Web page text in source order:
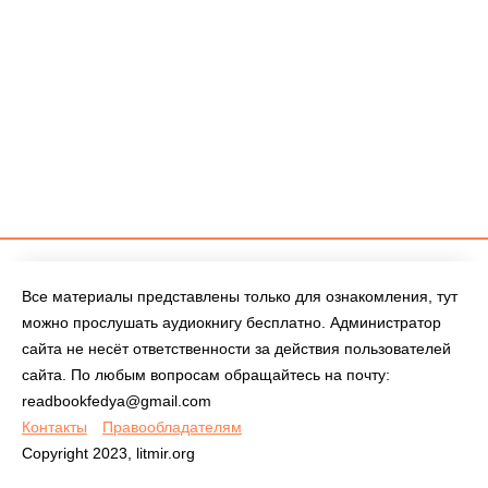
Все материалы представлены только для ознакомления, тут
можно прослушать аудиокнигу бесплатно. Администратор
сайта не несёт ответственности за действия пользователей
сайта. По любым вопросам обращайтесь на почту:
readbookfedya@gmail.com
Контакты
Правообладателям
Copyright 2023, litmir.org